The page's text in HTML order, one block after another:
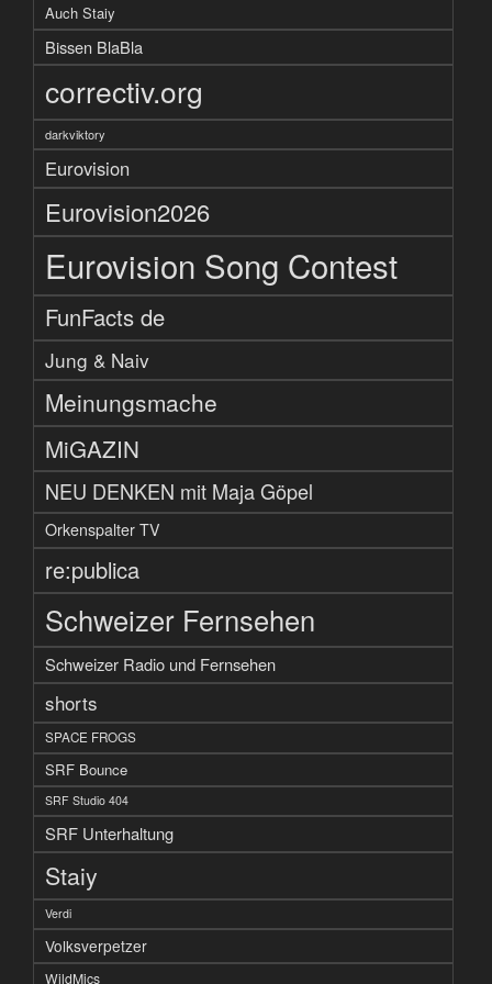
Auch Staiy
Bissen BlaBla
correctiv.org
darkviktory
Eurovision
Eurovision2026
Eurovision Song Contest
FunFacts de
Jung & Naiv
Meinungsmache
MiGAZIN
NEU DENKEN mit Maja Göpel
Orkenspalter TV
re:publica
Schweizer Fernsehen
Schweizer Radio und Fernsehen
shorts
SPACE FROGS
SRF Bounce
SRF Studio 404
SRF Unterhaltung
Staiy
Verdi
Volksverpetzer
WildMics